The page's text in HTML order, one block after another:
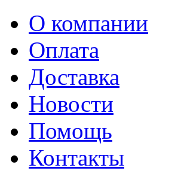
О компании
Оплата
Доставка
Новости
Помощь
Контакты